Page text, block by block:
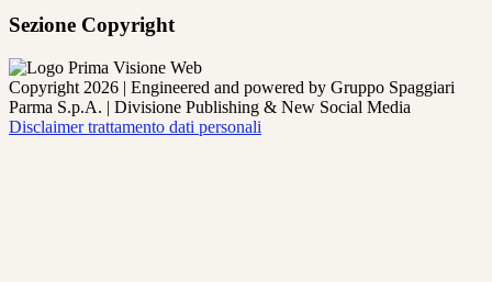
Sezione Copyright
Copyright 2026 | Engineered and powered by Gruppo Spaggiari
Parma S.p.A. | Divisione Publishing & New Social Media
Disclaimer trattamento dati personali